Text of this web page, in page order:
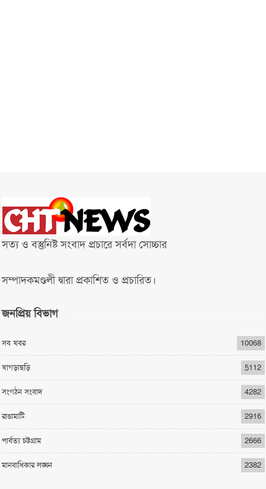
সত্য ও বস্তুনিষ্ট সংবাদ প্রচারে সর্বদা সোচ্চার
সম্পাদকমণ্ডলী দ্বারা প্রকাশিত ও প্রচারিত।
জনপ্রিয় বিভাগ
সব খবর 10068
খাগড়াছড়ি 5112
সংগঠন সংবাদ 4282
রাঙামাটি 2916
পার্বত্য চট্টগ্রাম 2666
মানবাধিকার লঙ্ঘন 2382